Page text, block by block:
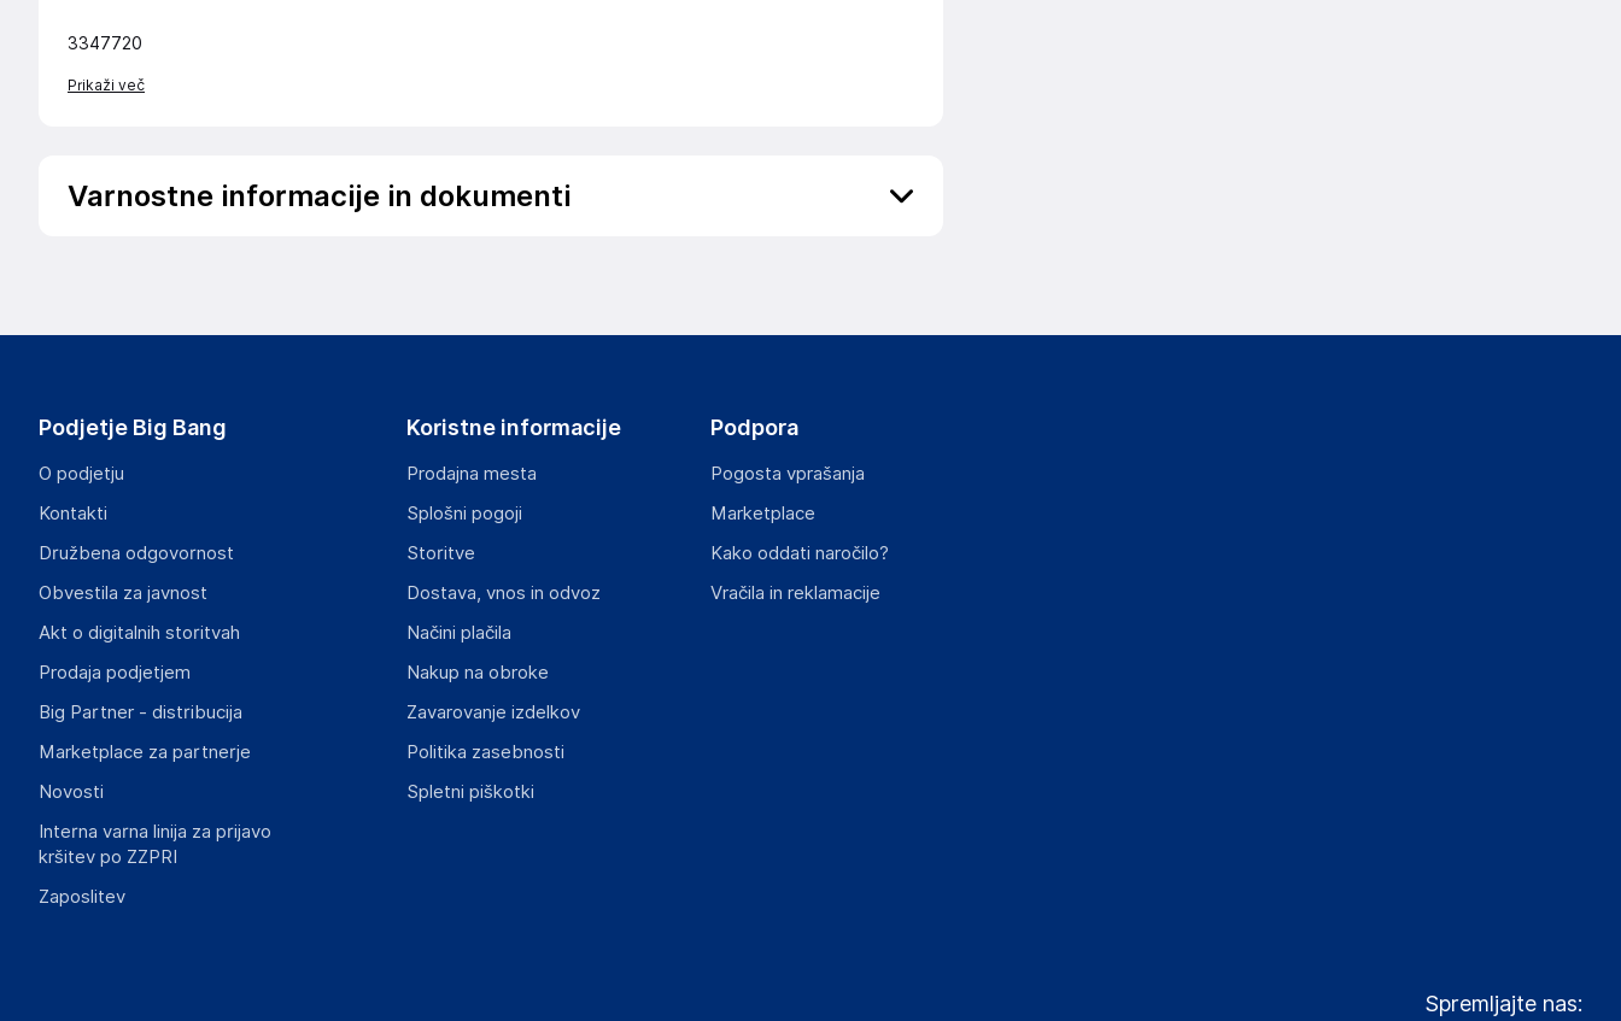
3347720
Prikaži več
Varnostne informacije in dokumenti
https://www.vidaxl.nl/
Gospodarski subjekt s sedežem v EU, ki zagotavlja skladnost izdelka z zahtevanimi predpisi.
Mary Kingsleystraat 1, 5928 SK Venlo
The Netherlands
Slike o varnosti izdelka
Slike o varnosti izdelka vsebujejo opozorila na embalaži izdelka in lahko vključujejo ključne varnostne
Podjetje Big Bang
O podjetju
Kontakti
Družbena odgovornost
Obvestila za javnost
Akt o digitalnih storitvah
Prodaja podjetjem
Big Partner - distribucija
Marketplace za partnerje
Novosti
Interna varna linija za prijavo
kršitev po ZZPRI
Zaposlitev
Koristne informacije
Prodajna mesta
Splošni pogoji
Storitve
Dostava, vnos in odvoz
Načini plačila
Nakup na obroke
Zavarovanje izdelkov
Politika zasebnosti
Spletni piškotki
Podpora
Pogosta vprašanja
Marketplace
Kako oddati naročilo?
Vračila in reklamacije
Spremljajte nas: